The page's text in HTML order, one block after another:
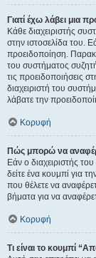
Γιατί έχω λάβει μια
Κάθε διαχειριστής
στην ιστοσελίδα του.
προειδοποίηση.
του συστήματος
τις προειδοποιήσεις
διαχειριστή του
λάβατε την
Κορυφή
Πώς μπορώ να
Εάν ο διαχειριστής
δείτε ένα κουμπί για
που θέλετε να
βήματα για να
Κορυφή
Τι είναι το κουμπί